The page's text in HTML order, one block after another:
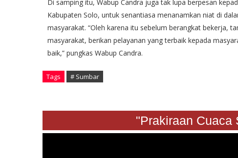
Di samping itu, Wabup Candra juga tak lupa berpesan
Kabupaten Solo, untuk senantiasa menanamkan niat di
masyarakat. “Oleh karena itu sebelum berangkat bekerja,
masyarakat, berikan pelayanan yang terbaik kepada
baik,” pungkas Wabup Candra.
Tags # Sumbar
"Prakiraan Cuaca